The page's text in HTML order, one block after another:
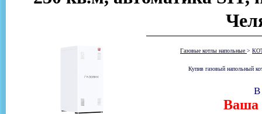
Газовые котлы напольные >
Купив газовый напольный
Ваша
В